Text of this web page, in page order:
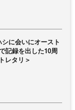
に会いにオースト
記録を出した10周
レタリ＞